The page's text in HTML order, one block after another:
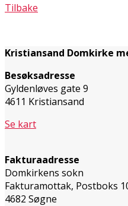
Tilbake
Kristiansand Domkirke
Besøksadresse
Gyldenløves gate 9
4611 Kristiansand
Se kart
Fakturaadresse
Domkirkens sokn
Fakturamottak, Postboks
4682 Søgne